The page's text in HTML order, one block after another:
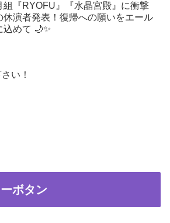
組『RYOFU』『水晶宮殿』に衝撃
休演者発表！復帰への願いをエール
込めて 🌙✨
い！
ボタン